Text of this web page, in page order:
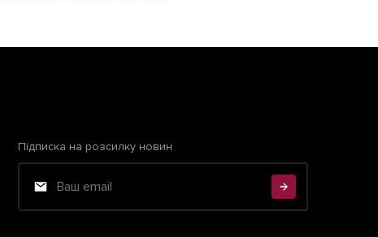
Підписка на розсилку новин